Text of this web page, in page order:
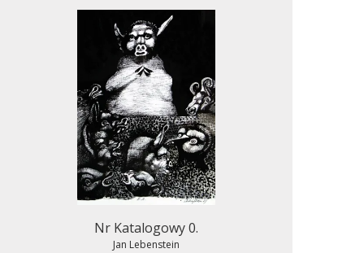
Nr Katalogowy 0.
Jan Lebenstein